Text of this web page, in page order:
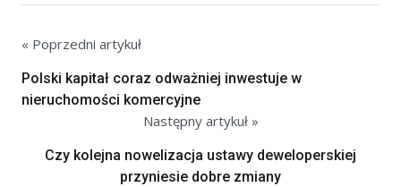
« Poprzedni artykuł
Polski kapitał coraz odważniej inwestuje w
nieruchomości komercyjne
Następny artykuł »
Czy kolejna nowelizacja ustawy deweloperskiej
przyniesie dobre zmiany